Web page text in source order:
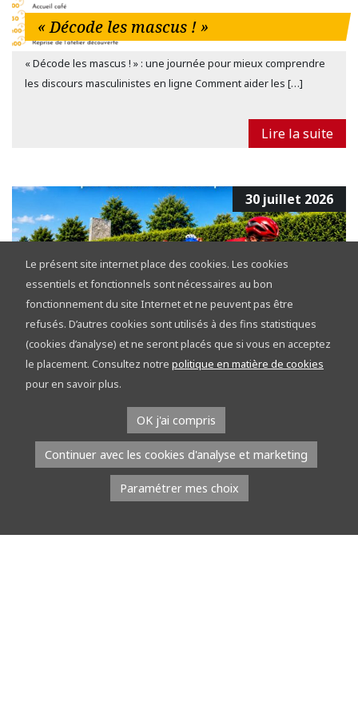
« Décode les mascus ! »
« Décode les mascus ! » : une journée pour mieux comprendre
les discours masculinistes en ligne Comment aider les […]
Lire la suite
30 juillet 2026
Tour de la Province de Namur 2026 :
découvrez le réseau points-nœuds sur les
étapes
À l’occasion du Tour de la Province de Namur, l’équipe du réseau
points-nœuds part à la rencontre du public. Du […]
Le présent site internet place des cookies. Les cookies
essentiels et fonctionnels sont nécessaires au bon
fonctionnement du site Internet et ne peuvent pas être
refusés. D’autres cookies sont utilisés à des fins statistiques
(cookies d’analyse) et ne seront placés que si vous en acceptez
le placement. Consultez notre politique en matière de cookies
pour en savoir plus.
OK j'ai compris
Continuer avec les cookies d'analyse et marketing
Paramétrer mes choix